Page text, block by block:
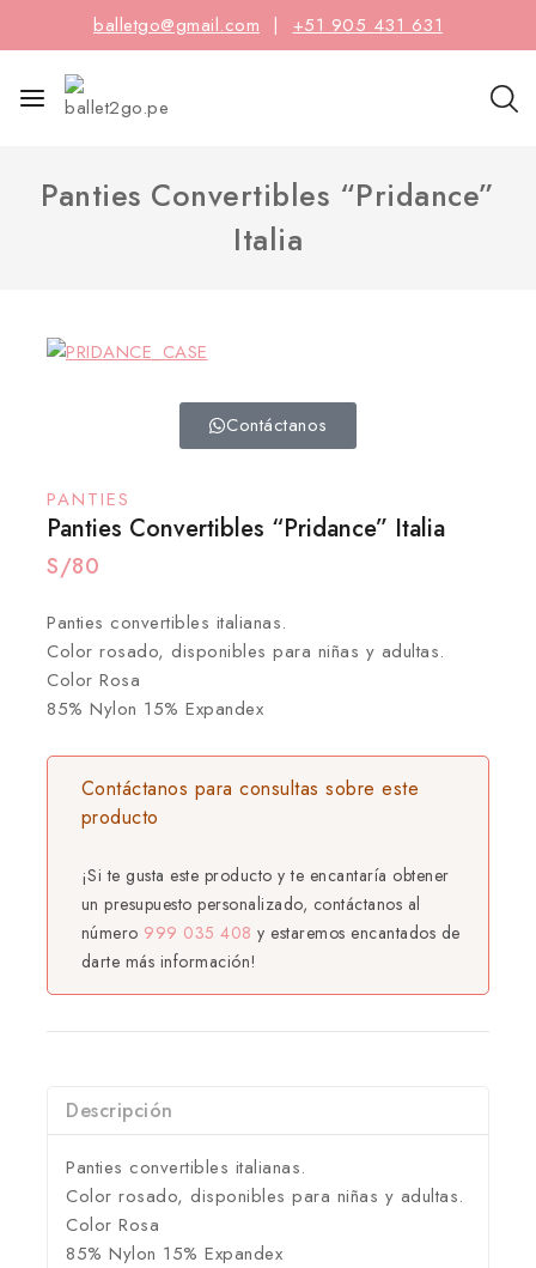
balletgo@gmail.com | +51 905 431 631
Panties Convertibles “Pridance”
Italia
Contáctanos
PANTIES
Panties Convertibles “Pridance” Italia
S/80
Panties convertibles italianas.
Color rosado, disponibles para niñas y adultas.
Color Rosa
85% Nylon 15% Expandex
Contáctanos para consultas sobre este
producto
¡Si te gusta este producto y te encantaría obtener
un presupuesto personalizado, contáctanos al
número 999 035 408 y estaremos encantados de
darte más información!
Descripción
Panties convertibles italianas.
Color rosado, disponibles para niñas y adultas.
Color Rosa
85% Nylon 15% Expandex